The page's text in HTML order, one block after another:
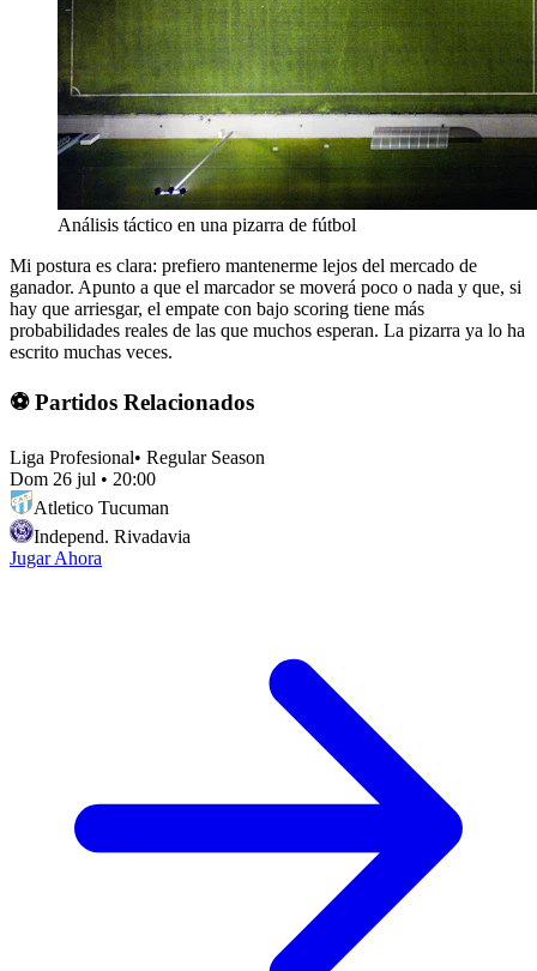
Análisis táctico en una pizarra de fútbol
Mi postura es clara: prefiero mantenerme lejos del mercado de
ganador. Apunto a que el marcador se moverá poco o nada y que, si
hay que arriesgar, el empate con bajo scoring tiene más
probabilidades reales de las que muchos esperan. La pizarra ya lo ha
escrito muchas veces.
⚽ Partidos Relacionados
Liga Profesional• Regular Season
Dom 26 jul • 20:00
Atletico Tucuman
Independ. Rivadavia
Jugar Ahora